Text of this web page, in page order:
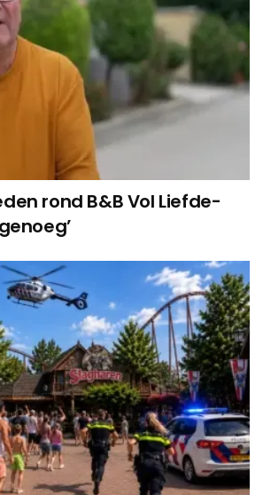
rond B&B Vol Liefde-